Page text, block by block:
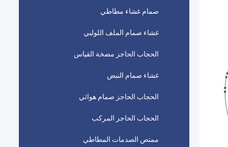
صمام غشاء مطاطي
غشاء صمام الملف اللولبي
الحجاب الحاجز مضخة القياس
غشاء صمام النبض
الحجاب الحاجز صمام هوائي
الحجاب الحاجز المركب
ممتص الصدمات المطاطي